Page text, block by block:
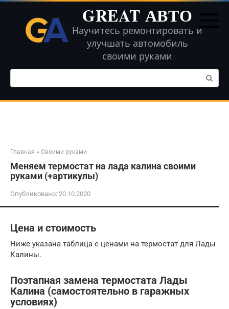
Перейти
контенту
GREAT АВТО
Научитесь ремонтировать и
улучшать автомобиль
своими руками
Поиск:
Главная » Своими руками
Меняем термостат на лада калина своими
руками (+артикулы)
Опубликовано: 20.10.2020
Цена и стоимость
Ниже указана таблица с ценами на термостат для Лады
Калины.
Поэтапная замена термостата Лады
Калина (самостоятельно в гаражных
условиях)